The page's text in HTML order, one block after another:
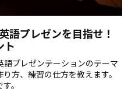
語プレゼンを目指せ！
ト
プレゼンテーションのテーマ
方、練習の仕方を教えます。
。